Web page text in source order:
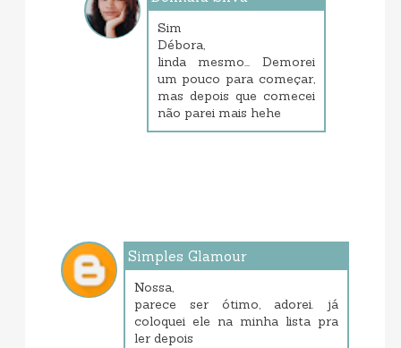
Sim
Débora,
linda mesmo... Demorei
um pouco para começar,
mas depois que comecei
não parei mais hehe
Simples Glamour
Nossa,
parece ser ótimo, adorei. já
coloquei ele na minha lista pra
ler depois